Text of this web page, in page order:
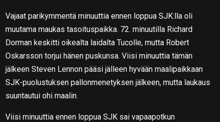
Vajaat parikymmentä minuuttia ennen loppua SJK:lla oli
muutama maukas tasoituspaikka. 72. minuutilla Richard
Dorman keskitti oikealta laidalta Tucolle, mutta Robert
Oskarsson torjui hänen puskunsa. Viisi minuuttia tämän
jälkeen Steven Lennon pääsi jälleen hyvään maalipaikkaan
SJK-puolustuksen pallonmenetyksen jälkeen, mutta laukaus
suuntautui ohi maalin.
Viisi minuuttia ennen loppua SJK sai vapaapotkun